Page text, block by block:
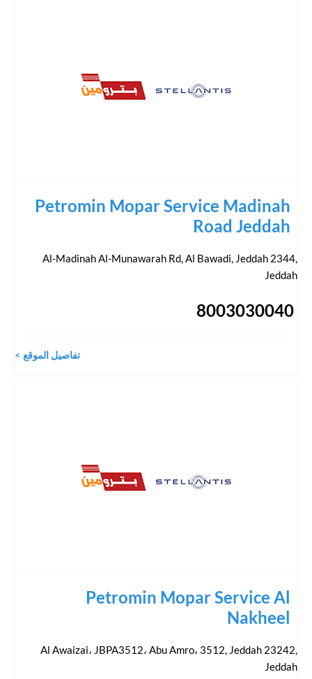
Petromin Mopar Service Madinah
Road Jeddah
Al-Madinah Al-Munawarah Rd, Al Bawadi, Jeddah 2344,
Jeddah
8003030040
تفاصيل الموقع
Petromin Mopar Service Al
Nakheel
Al Awaizai، JBPA3512، Abu Amro، 3512, Jeddah 23242,
Jeddah